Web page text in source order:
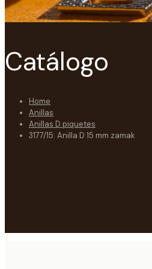
Catálogo
Home
Anillas
Anillas D piquetes
3177/15: Anilla D 15 mm zamak